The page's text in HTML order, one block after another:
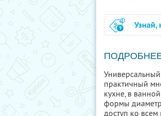
Узнай,
практичный
кухне, в
формы
доступ ко